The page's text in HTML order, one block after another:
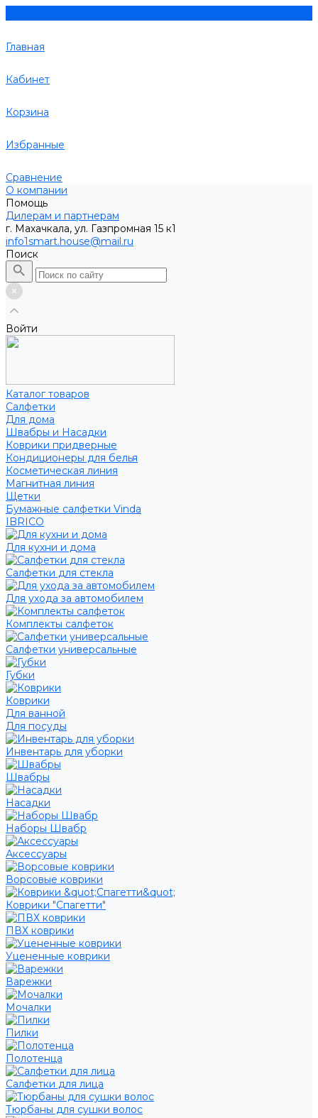
Главная
Кабинет
Корзина
Избранные
Сравнение
О компании
Помощь
Дилерам и партнерам
г. Махачкала, ул. Газпромная 15 к1
info1smart.house@mail.ru
Поиск
Войти
Каталог товаров
Салфетки
Для дома
Швабры и Насадки
Коврики придверные
Кондиционеры для белья
Косметическая линия
Магнитная линия
Щетки
Бумажные салфетки Vinda
IBRICO
Для кухни и дома
Салфетки для стекла
Для ухода за автомобилем
Комплекты салфеток
Салфетки универсальные
Губки
Коврики
Для ванной
Для посуды
Инвентарь для уборки
Швабры
Насадки
Наборы Швабр
Аксессуары
Ворсовые коврики
Коврики "Спагетти"
ПВХ коврики
Уцененные коврики
Варежки
Мочалки
Пилки
Полотенца
Салфетки для лица
Тюрбаны для сушки волос